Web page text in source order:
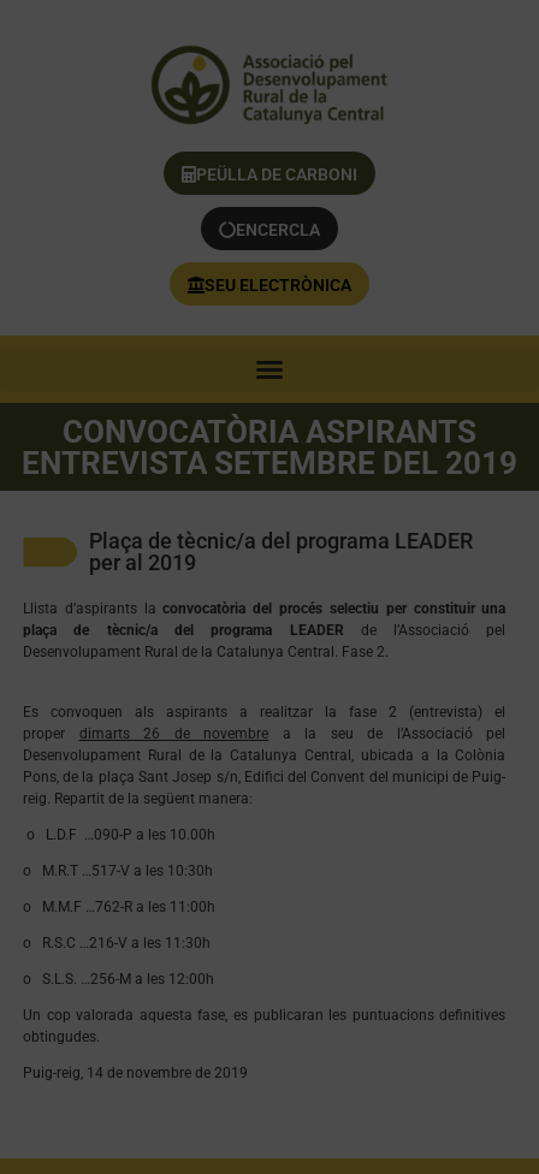
PEÜLLA DE CARBONI
ENCERCLA
SEU ELECTRÒNICA
CONVOCATÒRIA ASPIRANTS
ENTREVISTA SETEMBRE DEL 2019
Plaça de tècnic/a del programa LEADER
per al 2019
Llista d’aspirants laconvocatòria del procés selectiu per constituir una
plaça de tècnic/a del programa LEADER de l’Associació pel
Desenvolupament Rural de la Catalunya Central. Fase 2.
Es convoquen als aspirants a realitzar la fase 2 (entrevista) el
proper dimarts 26 de novembre a la seu de l’Associació pel
Desenvolupament Rural de la Catalunya Central, ubicada a la Colònia
Pons, de la plaça Sant Josep s/n, Edifici del Convent del municipi de Puig-
reig. Repartit de la següent manera:
o L.D.F …090-P a les 10.00h
o M.R.T …517-V a les 10:30h
o M.M.F …762-R a les 11:00h
o R.S.C …216-V a les 11:30h
o S.L.S. …256-M a les 12:00h
Un cop valorada aquesta fase, es publicaran les puntuacions definitives
obtingudes.
Puig-reig, 14 de novembre de 2019